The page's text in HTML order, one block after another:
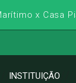
x Casa
INSTITUIÇÃO